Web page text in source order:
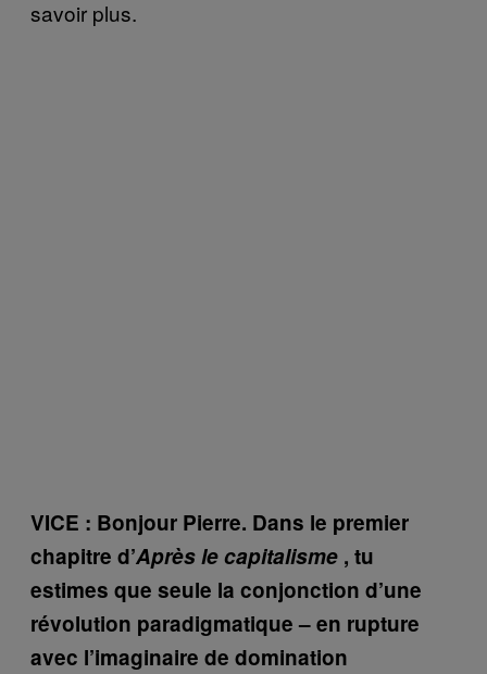
savoir plus.
VICE : Bonjour Pierre. Dans le premier
chapitre d’Après le capitalisme , tu
estimes que seule la conjonction d’une
révolution paradigmatique – en rupture
avec l’imaginaire de domination